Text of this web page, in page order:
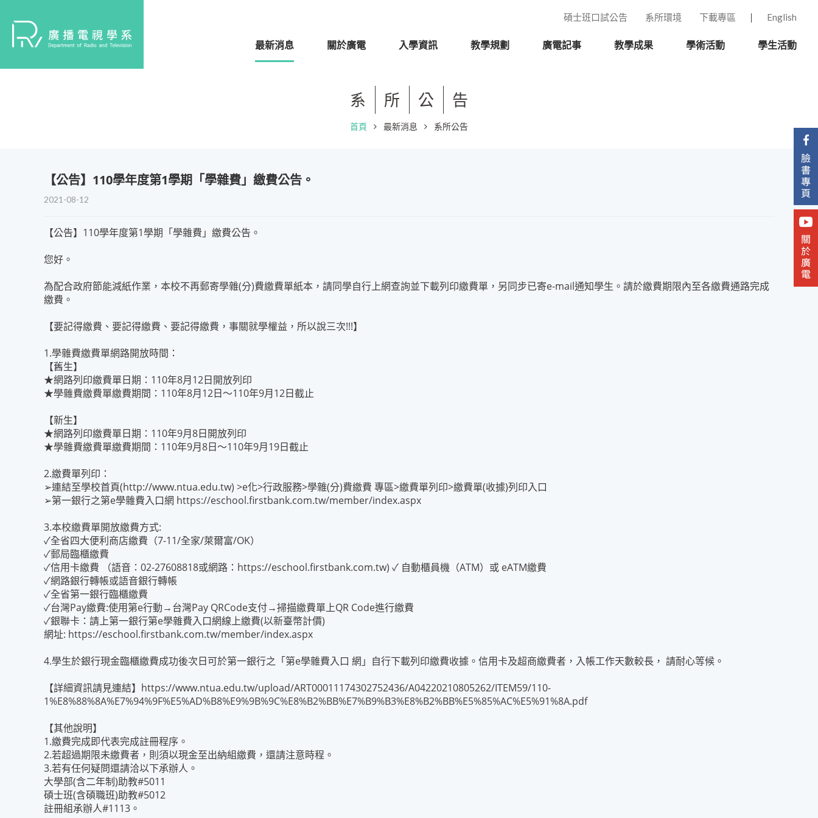
碩士班口試公告 系所環境 下載專區 English
最新消息 關於廣電 入學資訊 教學規劃 廣電記事 教學成果 學術活動 學生活動
系 所 公 告
首頁 最新消息 系所公告
​【公告】110學年度第1學期「學雜費」繳費公告。
2021-08-12
【公告】110學年度第1學期「學雜費」繳費公告。
您好。
為配合政府節能減紙作業，本校不再郵寄學雜(分)費繳費單紙本，請同學自行上網查詢並下載列印繳費單，另同步已寄e-mail通知學生。請於繳費期限內至各繳費通路完成
繳費。
【要記得繳費、要記得繳費、要記得繳費，事關就學權益，所以說三次!!!】
1.學雜費繳費單網路開放時間：
【舊生】
★網路列印繳費單日期：110年8月12日開放列印
★學雜費繳費單繳費期間：110年8月12日～110年9月12日截止
【新生】
★網路列印繳費單日期：110年9月8日開放列印
★學雜費繳費單繳費期間：110年9月8日～110年9月19日截止
2.繳費單列印：
➢連結至學校首頁(http://www.ntua.edu.tw) >e化>行政服務>學雜(分)費繳費 專區>繳費單列印>繳費單(收據)列印入口
➢第一銀行之第e學雜費入口網 https://eschool.firstbank.com.tw/member/index.aspx
3.本校繳費單開放繳費方式:
✓全省四大便利商店繳費（7-11/全家/萊爾富/OK）
✓郵局臨櫃繳費
✓信用卡繳費 （語音：02-27608818或網路：https://eschool.firstbank.com.tw) ✓ 自動櫃員機（ATM）或 eATM繳費
✓網路銀行轉帳或語音銀行轉帳
✓全省第一銀行臨櫃繳費
✓台灣Pay繳費:使用第e行動→台灣Pay QRCode支付→掃描繳費單上QR Code進行繳費
✓銀聯卡：請上第一銀行第e學雜費入口網線上繳費(以新臺幣計價)
網址: https://eschool.firstbank.com.tw/member/index.aspx
4.學生於銀行現金臨櫃繳費成功後次日可於第一銀行之「第e學雜費入口 網」自行下載列印繳費收據。信用卡及超商繳費者，入帳工作天數較長， 請耐心等候。
【詳細資訊請見連結】 https://www.ntua.edu.tw/upload/ART00011174302752436/A04220210805262/ITEM59/110-
1%E8%88%8A%E7%94%9F%E5%AD%B8%E9%9B%9C%E8%B2%BB%E7%B9%B3%E8%B2%BB%E5%85%AC%E5%91%8A.pdf
【其他說明】
1.繳費完成即代表完成註冊程序。
2.若超過期限未繳費者，則須以現金至出納組繳費，還請注意時程。
3.若有任何疑問還請洽以下承辦人。
大學部(含二年制)助教#5011
碩士班(含碩職班)助教#5012
註冊組承辦人#1113。